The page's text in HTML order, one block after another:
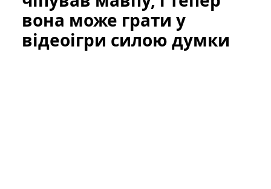
вона може грати у
відеоігри силою думки